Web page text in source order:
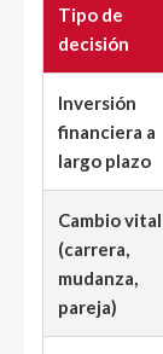
Tipo de
decisión
Inversión
financiera a
largo plazo
Cambio vital
(carrera,
mudanza,
pareja)